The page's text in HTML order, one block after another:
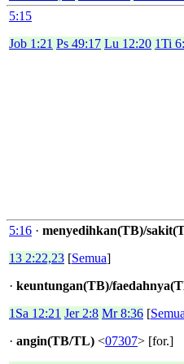
5:15
Job 1:21 Ps 49:17 Lu 12:20 1Ti
5:16 · menyedihkan(TB)/
13 2:22,23 [Semua]
· keuntungan(TB)/
1Sa 12:21 Jer 2:8 Mr 8:36 [Semua
· angin(TB/TL) <07307> [for.]